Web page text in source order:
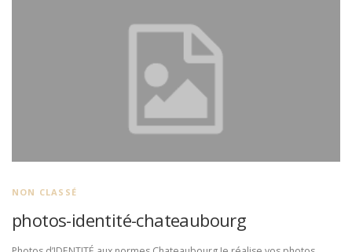
NON CLASSÉ
photos-identité-chateaubourg